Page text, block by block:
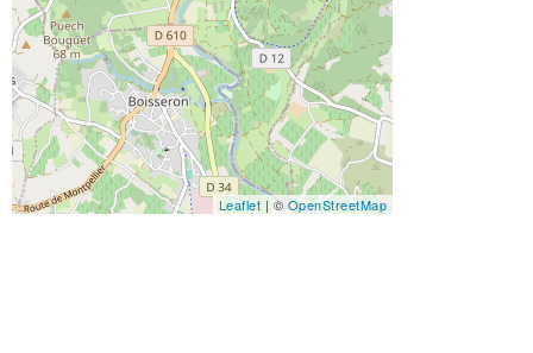
Leaflet | © OpenStreetMap